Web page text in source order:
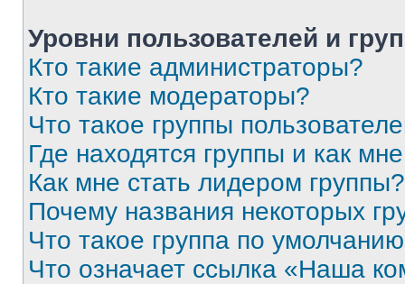
Уровни пользователей и
Кто такие администраторы?
Кто такие модераторы?
Что такое группы
Где находятся группы и как
Как мне стать лидером группы?
Почему названия некоторых
Что такое группа по
Что означает ссылка «Наша